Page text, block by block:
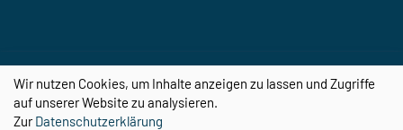
CBBS auf YouTube
Wir nutzen Cookies, um Inhalte anzeigen zu lassen und Zugriffe
auf unserer Website zu analysieren.
ZurDatenschutzerklärung